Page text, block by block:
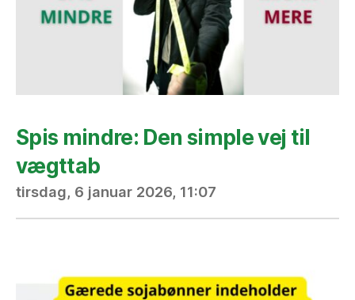
Spis mindre: Den simple vej til
vægttab
tirsdag, 6 januar 2026, 11:07